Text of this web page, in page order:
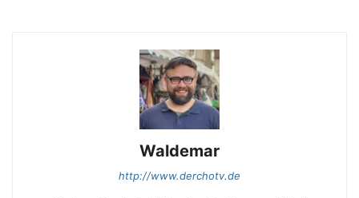
Waldemar
http://www.derchotv.de